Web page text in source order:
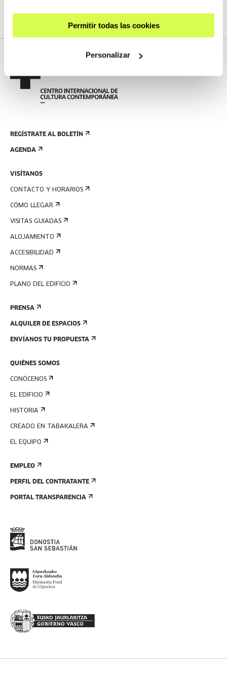
Permitir todas las cookies
Personalizar
REGÍSTRATE AL BOLETÍN
AGENDA
VISÍTANOS
CONTACTO Y HORARIOS
CÓMO LLEGAR
VISITAS GUIADAS
ALOJAMIENTO
ACCESIBILIDAD
NORMAS
PLANO DEL EDIFICIO
PRENSA
ALQUILER DE ESPACIOS
ENVÍANOS TU PROPUESTA
QUIÉNES SOMOS
CONÓCENOS
EL EDIFICIO
HISTORIA
CREADO EN TABAKALERA
EL EQUIPO
EMPLEO
PERFIL DEL CONTRATANTE
PORTAL TRANSPARENCIA